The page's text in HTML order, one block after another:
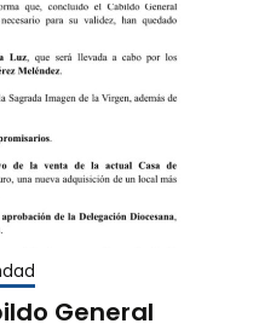
General